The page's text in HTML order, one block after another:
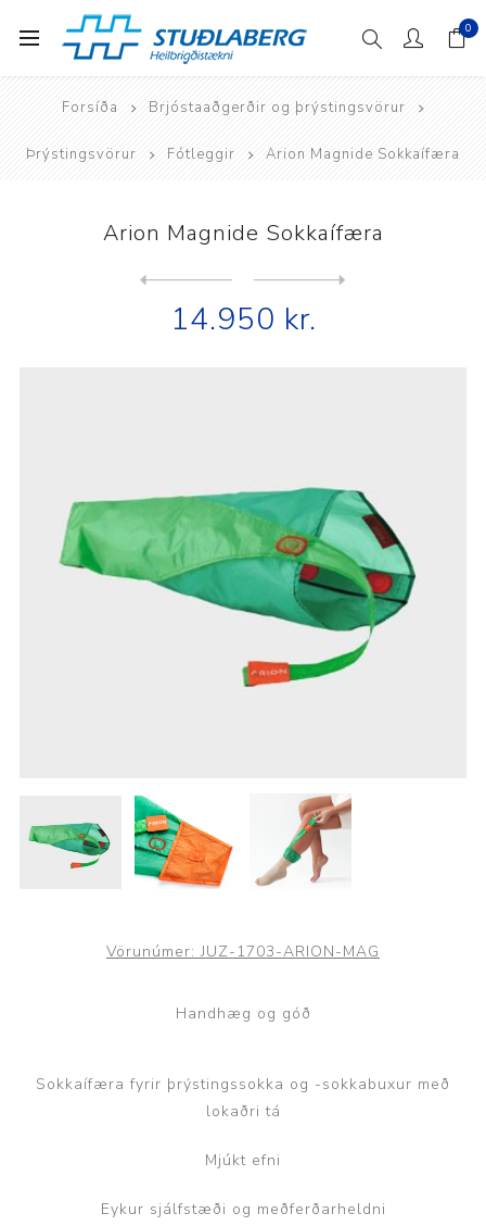
0
Forsíða Brjóstaaðgerðir og þrýstingsvörur
Þrýstingsvörur Fótleggir Arion Magnide Sokkaífæra
Arion Magnide Sokkaífæra
14.950 kr.
Vörunúmer: JUZ-1703-ARION-MAG
Handhæg og góð
Sokkaífæra fyrir þrýstingssokka og -sokkabuxur með
lokaðri tá
Mjúkt efni
Eykur sjálfstæði og meðferðarheldni